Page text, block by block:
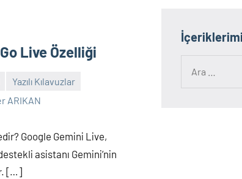
Live Özelliği
Yazılı Kılavuzlar
ARIKAN
Google Gemini Live,
asistanı Gemini’nin
[…]